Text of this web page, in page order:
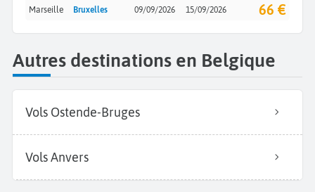
Marseille Bruxelles 09/09/2026 15/09/2026 66 €
Autres destinations en Belgique
Vols Ostende-Bruges
Vols Anvers